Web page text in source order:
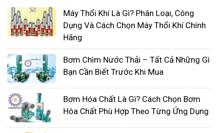
dẫn đến hoạt động không đúng của hệ
thống.
Bọc phần ống nạp và xả bằng dây cáp điện
hoặc băng keo nóng là một trong những cách
giúp đường ống không bị đóng băng và bảo
vệ đường dây không bị hư hỏng.
Có nguồn nhiệt thích hợp
Tìm cách bảo vệ máy bơm của bạn khỏi thời tiết
lạnh và sử dụng nguồn nhiệt thích hợp để tăng
Máy Thổi Khí Là Gì? Phân Loại, Công
Dụng Và Cách Chọn Máy Thổi Khí Chính
Hãng
Bơm Chìm Nước Thải – Tất Cả Những Gì
Bạn Cần Biết Trước Khi Mua
Bơm Hóa Chất Là Gì? Cách Chọn Bơm
Hóa Chất Phù Hợp Theo Từng Ứng Dụng